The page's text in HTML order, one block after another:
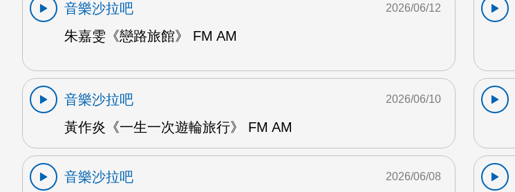
音樂沙拉吧
朱嘉雯《戀路旅館》 FM AM
2026/06/12
音樂沙拉吧
黃作炎《一生一次遊輪旅行》 FM AM
2026/06/10
音樂沙拉吧 2026/06/08